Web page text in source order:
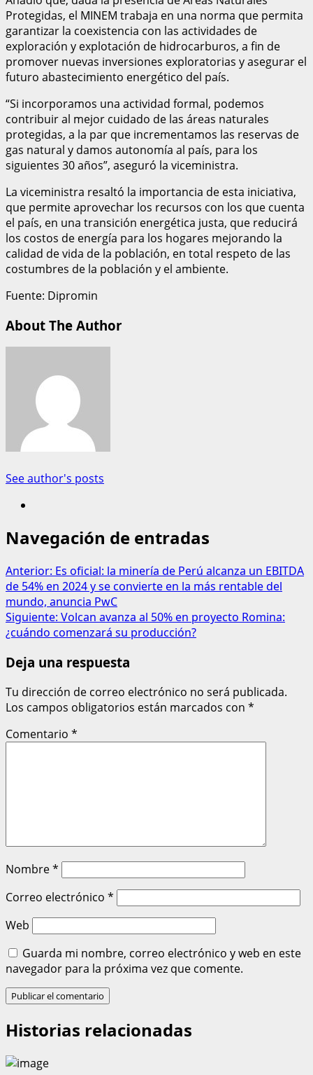
Protegidas, el MINEM trabaja en una norma que permita
garantizar la coexistencia con las actividades de
exploración y explotación de hidrocarburos, a fin de
promover nuevas inversiones exploratorias y asegurar el
futuro abastecimiento energético del país.
“Si incorporamos una actividad formal, podemos
contribuir al mejor cuidado de las áreas naturales
protegidas, a la par que incrementamos las reservas de
gas natural y damos autonomía al país, para los
siguientes 30 años”, aseguró la viceministra.
La viceministra resaltó la importancia de esta iniciativa,
que permite aprovechar los recursos con los que cuenta
el país, en una transición energética justa, que reducirá
los costos de energía para los hogares mejorando la
calidad de vida de la población, en total respeto de las
costumbres de la población y el ambiente.
Fuente: Dipromin
About The Author
See author's posts
Navegación de entradas
Anterior: Es oficial: la minería de Perú alcanza un EBITDA
de 54% en 2024 y se convierte en la más rentable del
mundo, anuncia PwC
Siguiente: Volcan avanza al 50% en proyecto Romina:
¿cuándo comenzará su producción?
Deja una respuesta
Tu dirección de correo electrónico no será publicada.
Los campos obligatorios están marcados con *
Comentario *
Nombre*
Correo electrónico *
Web
Guarda mi nombre, correo electrónico y web en este
navegador para la próxima vez que comente.
Historias relacionadas